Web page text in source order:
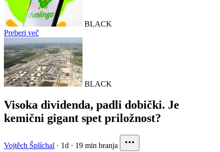
BLACK
Preberi več
BLACK
Visoka dividenda, padli dobički. Je
kemični gigant spet priložnost?
Vojtěch Šplíchal · 1d · 19 min branja